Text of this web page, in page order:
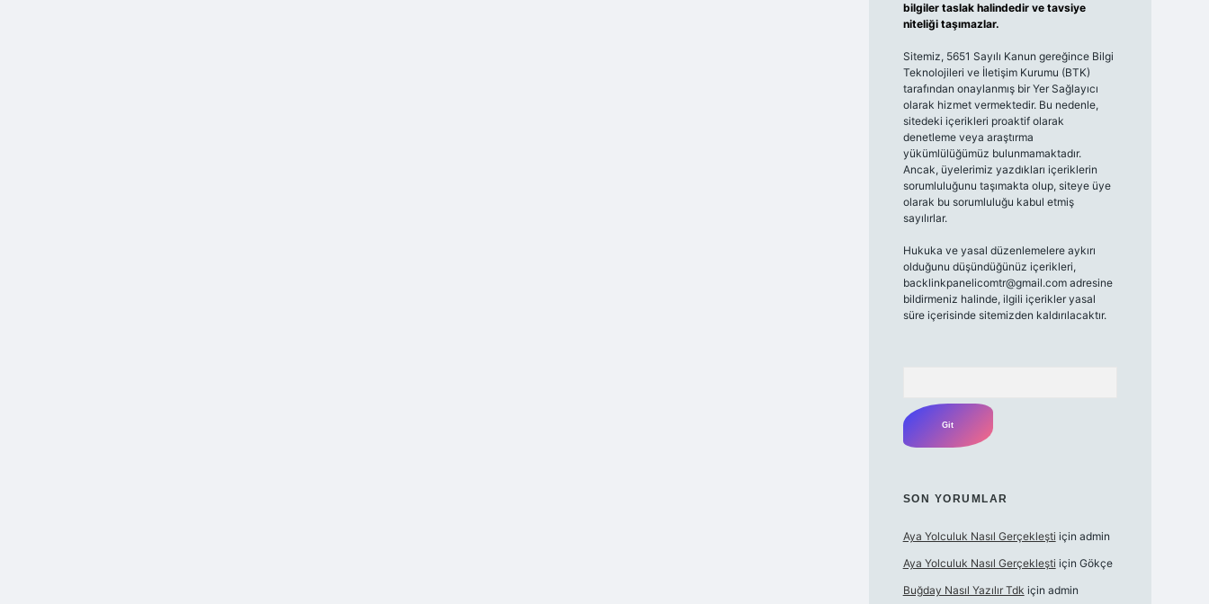
bilgiler taslak halindedir ve tavsiye
niteliği taşımazlar.
Sitemiz, 5651 Sayılı Kanun gereğince Bilgi
Teknolojileri ve İletişim Kurumu (BTK)
tarafından onaylanmış bir Yer Sağlayıcı
olarak hizmet vermektedir. Bu nedenle,
sitedeki içerikleri proaktif olarak
denetleme veya araştırma
yükümlülüğümüz bulunmamaktadır.
Ancak, üyelerimiz yazdıkları içeriklerin
sorumluluğunu taşımakta olup, siteye üye
olarak bu sorumluluğu kabul etmiş
sayılırlar.
Hukuka ve yasal düzenlemelere aykırı
olduğunu düşündüğünüz içerikleri,
backlinkpanelicomtr@gmail.com adresine
bildirmeniz halinde, ilgili içerikler yasal
süre içerisinde sitemizden kaldırılacaktır.
SON YORUMLAR
Aya Yolculuk Nasıl Gerçekleşti için admin
Aya Yolculuk Nasıl Gerçekleşti için Gökçe
Buğday Nasıl Yazılır Tdk için admin